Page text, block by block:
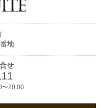
地
せ
〜20:00